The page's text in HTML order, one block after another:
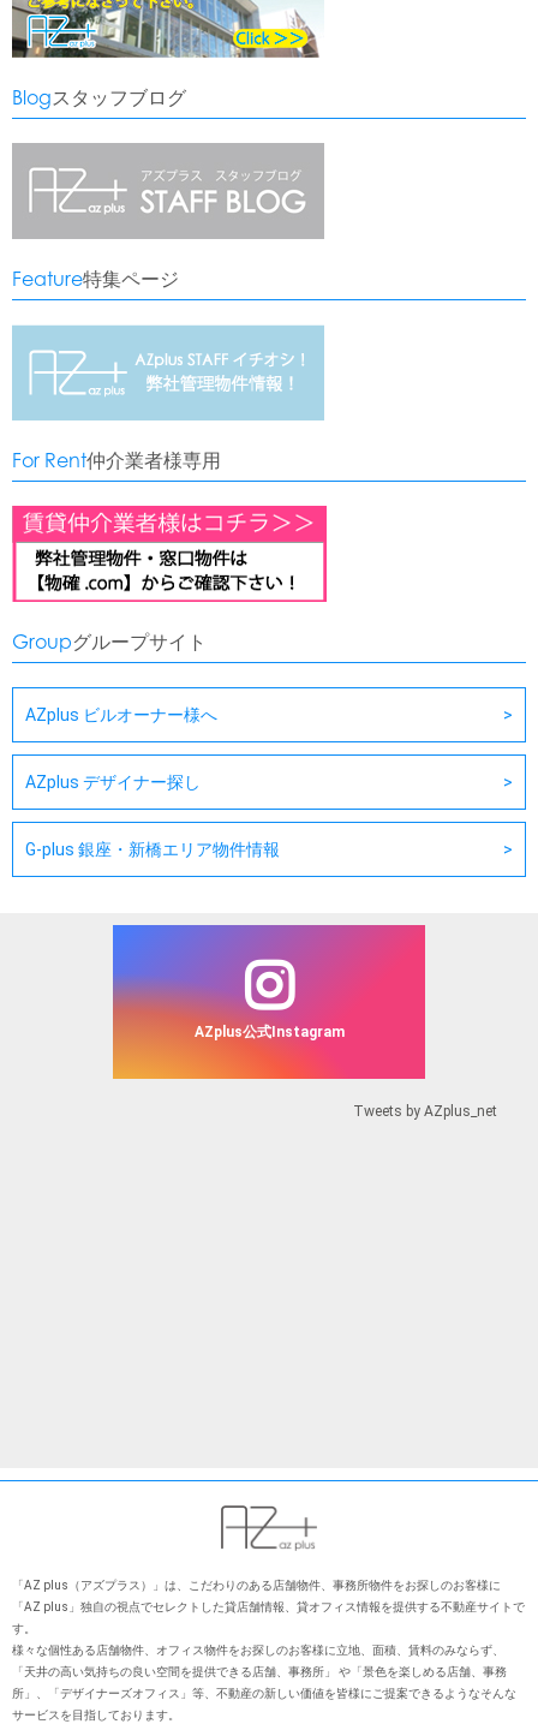
Blogスタッフブログ
Feature特集ページ
For Rent仲介業者様専用
Groupグループサイト
AZplus ビルオーナー様へ
AZplus デザイナー探し
G-plus 銀座・新橋エリア物件情報
AZplus公式Instagram
Tweets by AZplus_net
「AZ plus（アズプラス）」は、こだわりのある店舗物件、事務所物件をお探しのお客様に
「AZ plus」独⾃の視点でセレクトした貸店舗情報、貸オフィス情報を提供する不動産サイトで
す。
様々な個性ある店舗物件、オフィス物件をお探しのお客様に⽴地、⾯積、賃料のみならず、
「天井の⾼い気持ちの良い空間を提供できる店舗、事務所」 や「景⾊を楽しめる店舗、事務
所」、「デザイナーズオフィス」等、不動産の新しい価値を皆様にご提案できるようなそんな
サービスを⽬指しております。